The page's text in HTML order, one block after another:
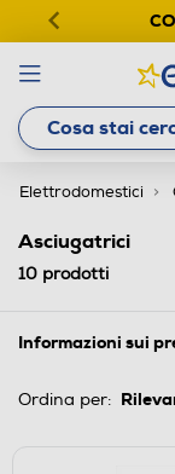
Elettrodomestici
Asciugatrici
10 prodotti
Informazioni sui
Ordina per: